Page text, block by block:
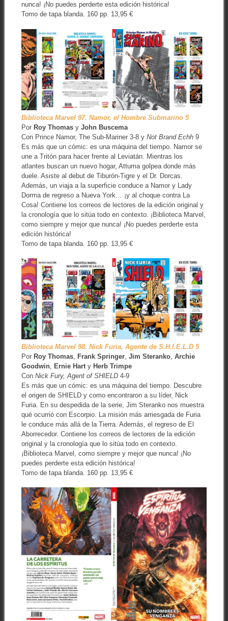
nunca! ¡No puedes perderte esta edición histórica!
Tomo de tapa blanda. 160 pp. 13,95 €
Biblioteca Marvel 97. Namor, el Hombre Submarino 5
PorRoy Thomasy John Buscema
Con Prince Namor, The Sub-Mariner 3-8 y Not Brand Echh9
Es más que un cómic: es una máquina del tiempo. Namor se
une a Tritón para hacer frente al Leviatán. Mientras los
atlantes buscan un nuevo hogar, Attuma golpea donde más
duele. Asiste al debut de Tiburón-Tigre y el Dr. Dorcas.
Además, un viaja a la superficie conduce a Namor y Lady
Dorma de regreso a Nueva York… ¡y al choque contra La
Cosa! Contiene los correos de lectores de la edición original y
la cronología que lo sitúa todo en contexto. ¡Biblioteca Marvel,
como siempre y mejor que nunca! ¡No puedes perderte esta
edición histórica!
Tomo de tapa blanda. 160 pp. 13,95 €
Biblioteca Marvel 98. Nick Furia, Agente de S.H.I.E.L.D 5
Por Roy Thomas, Frank Springer, Jim Steranko, Archie
Goodwin, Ernie Harty Herb Trimpe
Con Nick Fury, Agent of SHIELD4-9
Es más que un cómic: es una máquina del tiempo. Descubre
el origen de SHIELD y como encontraron a su líder, Nick
Furia. En su despedida de la serie, Jim Steranko nos muestra
qué ocurrió con Escorpio. La misión más arriesgada de Furia
le conduce más allá de la Tierra. Además, el regreso de El
Aborrecedor. Contiene los correos de lectores de la edición
original y la cronología que lo sitúa todo en contexto.
¡Biblioteca Marvel, como siempre y mejor que nunca! ¡No
puedes perderte esta edición histórica!
Tomo de tapa blanda. 160 pp. 13,95 €